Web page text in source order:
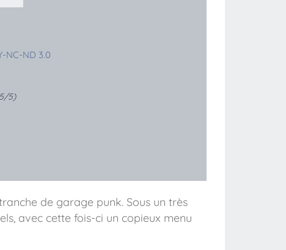
NC-ND 3.0
5/5)
de garage punk. Sous un très
avec cette fois-ci un copieux menu